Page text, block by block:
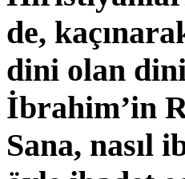
de,
dini olan
İbrahim’in
Sana, nasıl